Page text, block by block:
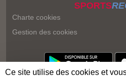
SPORTS
Charte cookies
Gestion des cookies
Ce site utilise des cookies et